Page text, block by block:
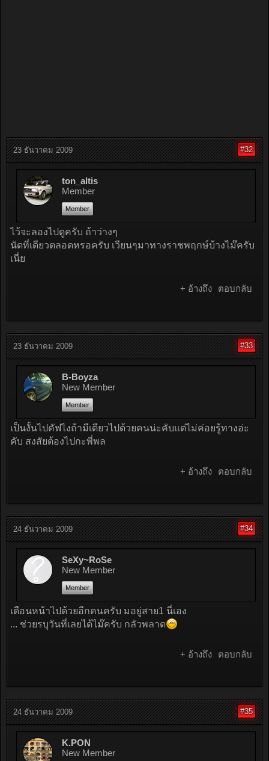
23 ธันวาคม 2009 #32
ton_altis
Member
Member
ไว้จะลองไปดูครับ ถ้าว่างๆ
นัดที่เดียวตลอดหรอครับ เวียนๆมาทางราชพฤกษ์บ้างไม๊ครับ
เนี่ย
+ อ้างถึง ตอบกลับ
23 ธันวาคม 2009 #33
B-Boyza
New Member
Member
เป็นงั้นไปคัฟไงถ้ามีเดียวไปด้วยคนน่ะคับแต่ไม่ค่อยรู้ทางอ่ะ
คับ สงสัยต้องไปกะพี่พล
+ อ้างถึง ตอบกลับ
24 ธันวาคม 2009 #34
SeXy~RoSe
New Member
Member
เดือนหน้าไปด้วยอีกคนครับ มอยู่สาย1 นี่เอง
... ช่วยรบุวันที่เลยได้ไม๊ครับ กลัวพลาด
+ อ้างถึง ตอบกลับ
24 ธันวาคม 2009 #35
K.PON
New Member